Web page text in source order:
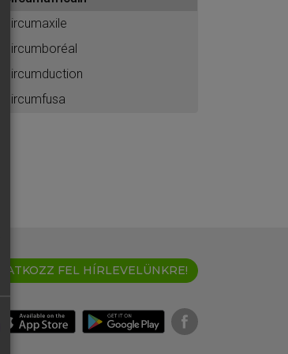
circumaxile
circumboréal
circumduction
circumfusa
IRATKOZZ FEL HÍRLEVELÜNKRE!